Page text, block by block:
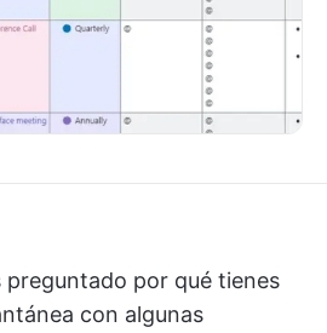
preguntado por qué tienes
con algunas